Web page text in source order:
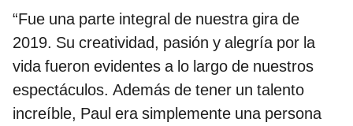
“Fue una parte integral de nuestra gira de
2019. Su creatividad, pasión y alegría por la
vida fueron evidentes a lo largo de nuestros
espectáculos. Además de tener un talento
increíble, Paul era simplemente una persona